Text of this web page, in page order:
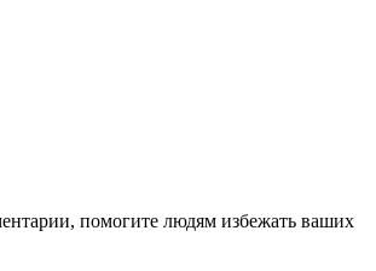
помогите людям избежать ваших